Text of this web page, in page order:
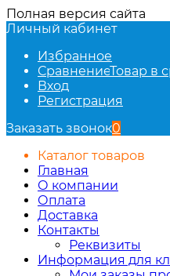
Полная версия сайта
Личный кабинет
Избранное
СравнениеТовар в
Вход
Регистрация
Заказать звонок0
Каталог товаров
Главная
О компании
Оплата
Доставка
Контакты
Реквизиты
Информация для